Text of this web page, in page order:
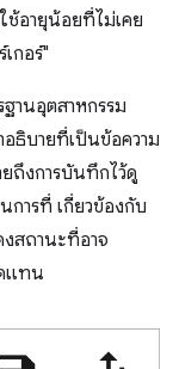
ช้อายุน้อยที่ไม่เคย
กอร์"
านอุตสาหกรรม
อธิบายที่เป็นข้อความ
ถึงการบันทึกไว้ดู
การที่ เกี่ยวข้องกับ
งสถานะที่อาจ
แทน